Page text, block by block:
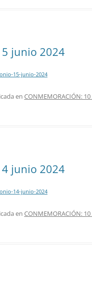
junio 2024
15-junio-2024
en CONMEMORACIÓN: 10
junio 2024
14-junio-2024
en CONMEMORACIÓN: 10